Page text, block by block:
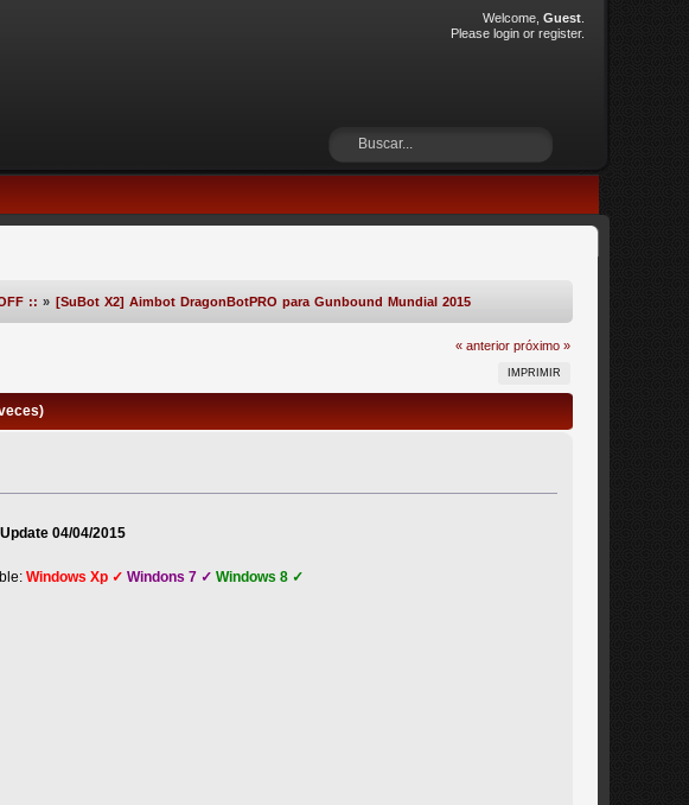
Welcome, Guest.
Please loginor register.
:: » [SuBot X2] Aimbot DragonBotPRO para Gunbound Mundial 2015
« anterior próximo »
IMPRIMIR
Update 04/04/2015
Windows Xp ✓ Windons 7 ✓ Windows 8 ✓